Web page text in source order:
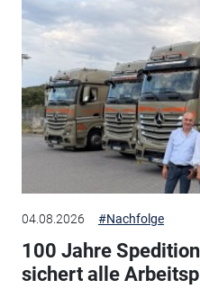
04.08.2026 #Nachfolge
100 Jahre
sichert alle